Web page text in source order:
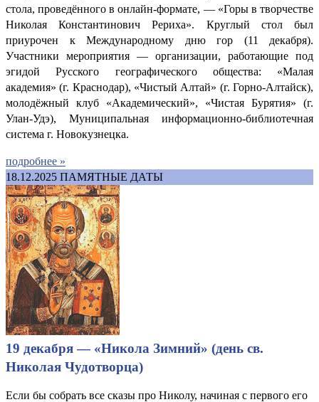
стола, проведённого в онлайн-формате, — «Горы в творчестве
Николая Константинович Рериха». Круглый стол был
приурочен к Международному дню гор (11 декабря).
Участники мероприятия — организации, работающие под
эгидой Русского географического общества: «Малая
академия» (г. Краснодар), «Чистый Алтай» (г. Горно-Алтайск),
молодёжный клуб «Академический», «Чистая Бурятия» (г.
Улан-Удэ), Муниципальная информационно-библиотечная
система г. Новокузнецка.
подробнее »
18.12.2025 ПАМЯТНЫЕ ДАТЫ
19 декабря — «Никола Зимний» (день св.
Николая Чудотворца)
Если бы собрать все сказы про Николу, начиная с первого его